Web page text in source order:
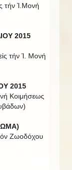
τήν Ἱ.Μονή
2015
τήν Ἱ. Μονή
2015
Κοιμήσεως
Ζωοδόχου